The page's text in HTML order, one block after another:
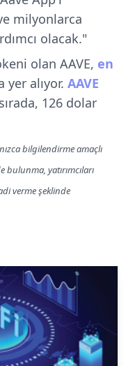
milyonlarca
olacak."
olan AAVE, en
yer alıyor. AAVE
126 dolar
bilgilendirme amaçlı
yatırımcıları
verme şeklinde